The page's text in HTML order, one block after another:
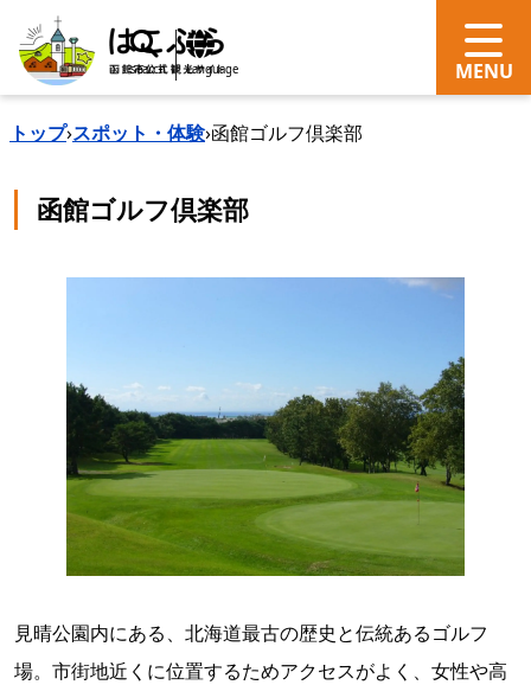
search Language
トップ›スポット・体験›函館ゴルフ倶楽部
函館ゴルフ倶楽部
見晴公園内にある、北海道最古の歴史と伝統あるゴルフ
場。市街地近くに位置するためアクセスがよく、女性や高